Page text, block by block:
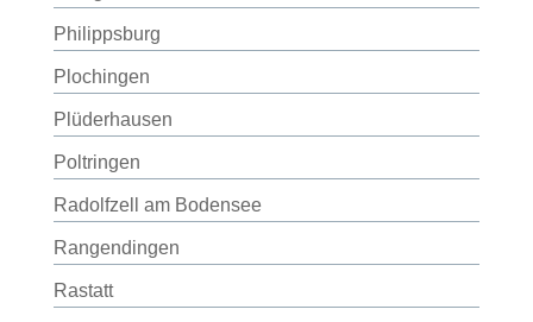
Philippsburg
Plochingen
Plüderhausen
Poltringen
Radolfzell am Bodensee
Rangendingen
Rastatt